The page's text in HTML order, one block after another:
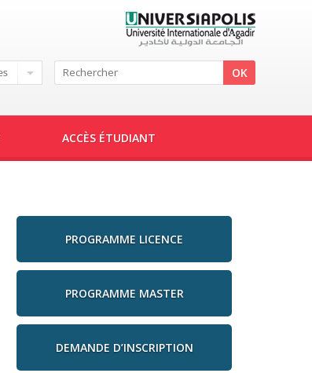
ACCÈS ÉTUDIANT
PROGRAMME LICENCE
PROGRAMME MASTER
DEMANDE D’INSCRIPTION